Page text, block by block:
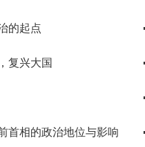
的起点
复兴大国
首相的政治地位与影响